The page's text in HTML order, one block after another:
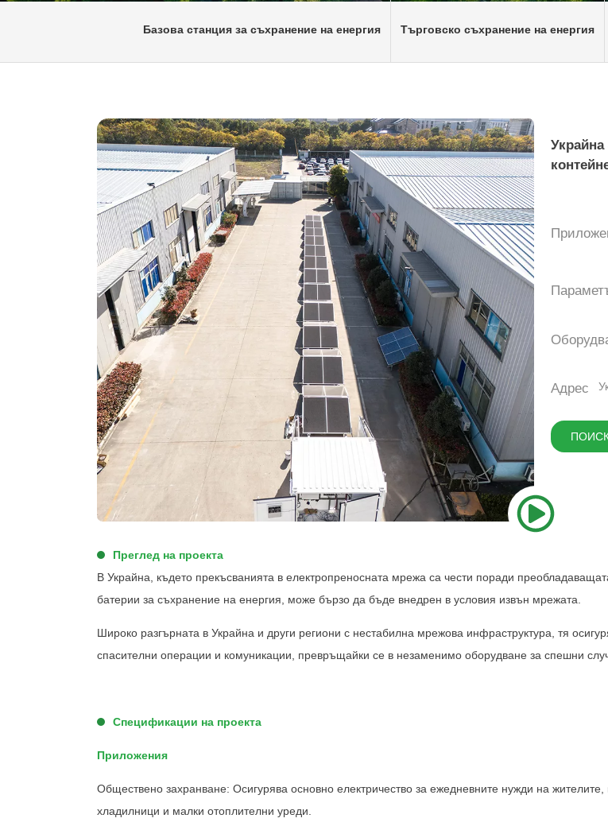
Базова станция за съхранение на енергия Търговско съхранение на енергия
Адрес
Преглед на проекта
В Украйна, където прекъсванията в електропреносната мрежа са чести поради
батерии за съхранение на енергия, може бързо да бъде внедрен в условия извън мрежата.
Широко разгърната в Украйна и други региони с нестабилна мрежова инфраструктура, тя
спасителни операции и комуникации, превръщайки се в незаменимо оборудване за спешни
Спецификации на проекта
Приложения
Обществено захранване: Осигурява основно електричество за ежедневните нужди на
хладилници и малки отоплителни уреди.